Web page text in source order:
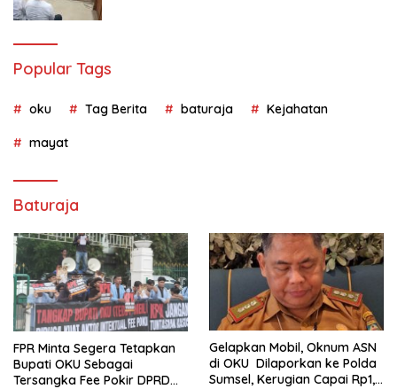
Popular Tags
oku Tag Berita baturaja Kejahatan
mayat
Baturaja
FPR Minta Segera Tetapkan
Bupati OKU Sebagai
Tersangka Fee Pokir DPRD
Gelapkan Mobil, Oknum ASN
di OKU Dilaporkan ke Polda
Sumsel, Kerugian Capai Rp1,2